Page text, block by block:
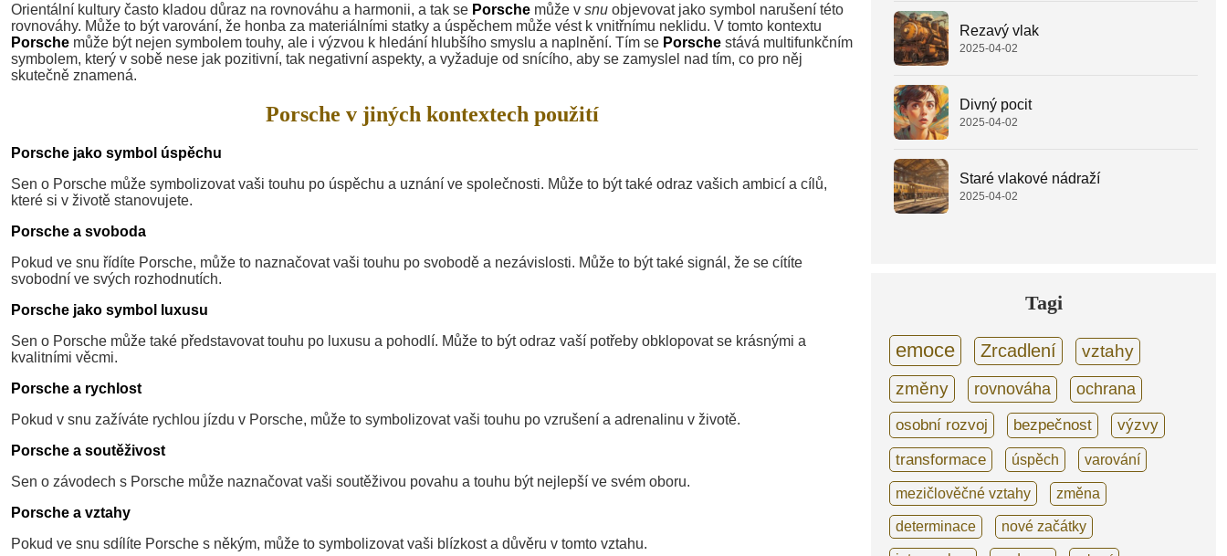
Orientální kultury často kladou důraz na rovnováhu a harmonii, a tak se Porsche může v snu objevovat jako symbol narušení této
rovnováhy. Může to být varování, že honba za materiálními statky a úspěchem může vést k vnitřnímu neklidu. V tomto kontextu
Porsche může být nejen symbolem touhy, ale i výzvou k hledání hlubšího smyslu a naplnění. Tím se Porsche stává multifunkčním
symbolem, který v sobě nese jak pozitivní, tak negativní aspekty, a vyžaduje od snícího, aby se zamyslel nad tím, co pro něj
skutečně znamená.
Porsche v jiných kontextech použití
Porsche jako symbol úspěchu
Sen o Porsche může symbolizovat vaši touhu po úspěchu a uznání ve společnosti. Může to být také odraz vašich ambicí a cílů,
které si v životě stanovujete.
Porsche a svoboda
Pokud ve snu řídíte Porsche, může to naznačovat vaši touhu po svobodě a nezávislosti. Může to být také signál, že se cítíte
svobodní ve svých rozhodnutích.
Porsche jako symbol luxusu
Sen o Porsche může také představovat touhu po luxusu a pohodlí. Může to být odraz vaší potřeby obklopovat se krásnými a
kvalitními věcmi.
Porsche a rychlost
Pokud v snu zažíváte rychlou jízdu v Porsche, může to symbolizovat vaši touhu po vzrušení a adrenalinu v životě.
Porsche a soutěživost
Sen o závodech s Porsche může naznačovat vaši soutěživou povahu a touhu být nejlepší ve svém oboru.
Porsche a vztahy
Pokud ve snu sdílíte Porsche s někým, může to symbolizovat vaši blízkost a důvěru v tomto vztahu.
Rezavý vlak
2025-04-02
Divný pocit
2025-04-02
Staré vlakové nádraží
2025-04-02
Tagi
emoce Zrcadlení
vztahy
změny
rovnováha
ochrana
osobní rozvoj
bezpečnost výzvy
transformace úspěch varování
mezičlověčné vztahy změna
determinace nové začátky